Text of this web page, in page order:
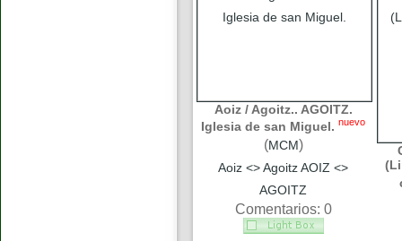
Aoiz / Agoitz.. AGOITZ.
Iglesia de san Miguel. nuevo
(MCM)
Aoiz <> Agoitz AOIZ <>
AGOITZ
Comentarios: 0